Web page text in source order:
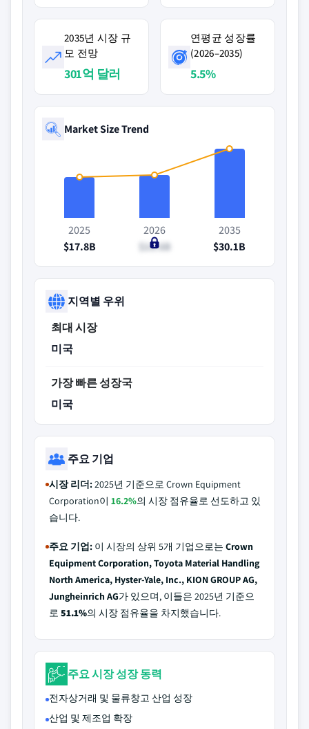
2035년 시장 규
모 전망
301억 달러
연평균 성장률
(2026–2035)
5.5%
Market Size Trend
2025
$17.8B
2026
$18.6B
2035
$30.1B
지역별 우위
최대 시장
미국
가장 빠른 성장국
미국
주요 기업
시장 리더:2025년 기준으로 Crown Equipment
Corporation이 16.2%의 시장 점유율로 선도하고 있
습니다.
주요 기업: 이 시장의 상위 5개 기업으로는 Crown
Equipment Corporation, Toyota Material Handling
North America, Hyster-Yale, Inc., KION GROUP AG,
Jungheinrich AG가 있으며, 이들은 2025년 기준으
로 51.1%의 시장 점유율을 차지했습니다.
주요 시장 성장 동력
전자상거래 및 물류창고 산업 성장
산업 및 제조업 확장